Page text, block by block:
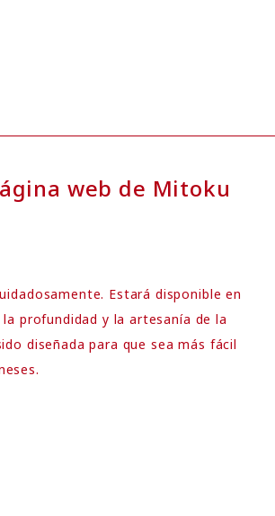
web de Mitoku
Estará disponible en
profundidad y la artesanía de la
diseñada para que sea más fácil